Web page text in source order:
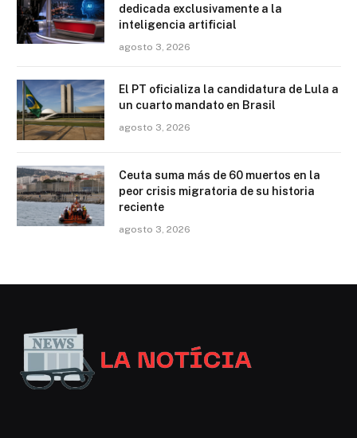
dedicada exclusivamente a la
inteligencia artificial
agosto 3, 2026
El PT oficializa la candidatura de Lula a
un cuarto mandato en Brasil
agosto 3, 2026
Ceuta suma más de 60 muertos en la
peor crisis migratoria de su historia
reciente
agosto 3, 2026